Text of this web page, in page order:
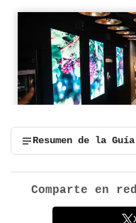
Resumen de la Guía
Comparte en